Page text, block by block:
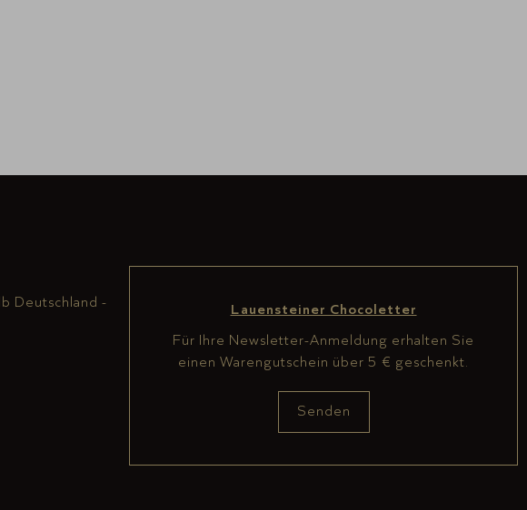
Deutschland -
Lauensteiner Chocoletter
Für Ihre Newsletter-Anmeldung erhalten Sie
einen Warengutschein über 5 € geschenkt.